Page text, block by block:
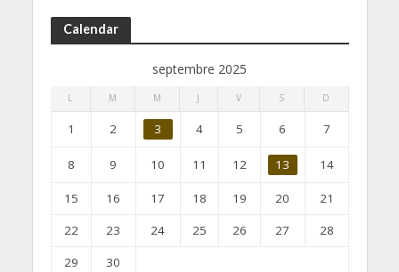
Calendar
septembre 2025
L M M J V S D
1 2 3 4 5 6 7
8 9 10 11 12 13 14
15 16 17 18 19 20
21
22
23 24 25 26 27
28
29
30